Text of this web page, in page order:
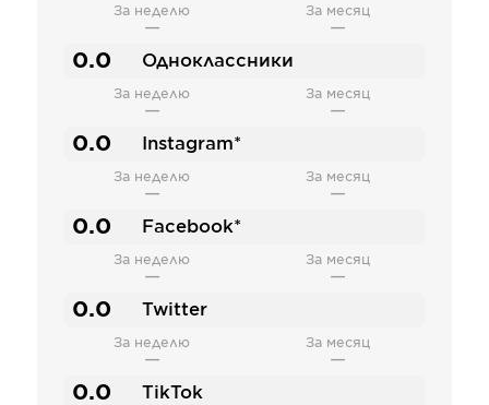
За неделю
—
За месяц
—
0.0 Одноклассники
За неделю
—
За месяц
—
0.0 Instagram*
За неделю
—
За месяц
—
0.0 Facebook*
За неделю
—
За месяц
—
0.0 Twitter
За неделю
—
За месяц
—
0.0 TikTok